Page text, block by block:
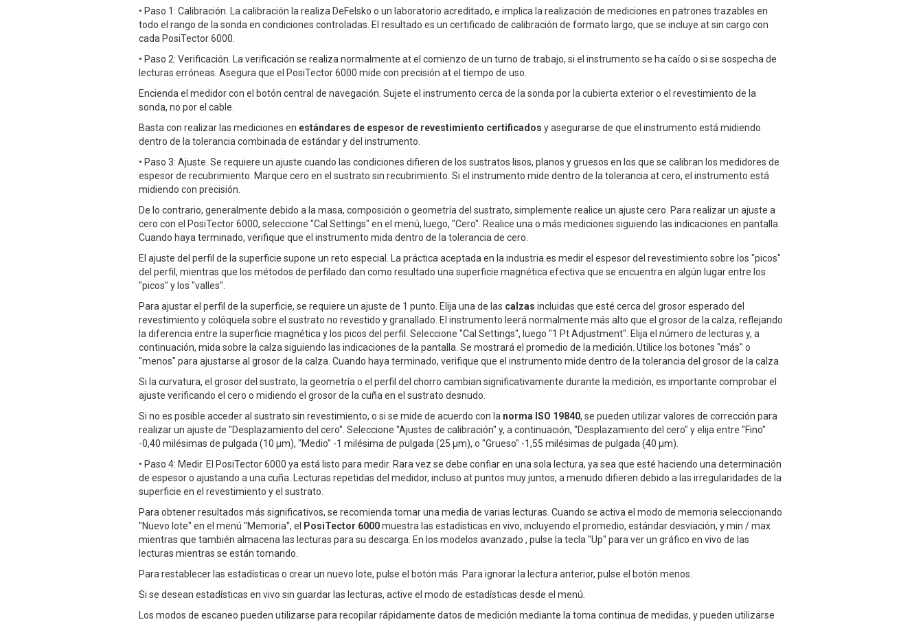
• Paso 1: Calibración. La calibración la realiza DeFelsko o un laboratorio acreditado, e implica la realización de mediciones en patrones trazables en
todo el rango de la sonda en condiciones controladas. El resultado es un certificado de calibración de formato largo, que se incluye at sin cargo con
cada PosiTector 6000.
• Paso 2: Verificación. La verificación se realiza normalmente at el comienzo de un turno de trabajo, si el instrumento se ha caído o si se sospecha de
lecturas erróneas. Asegura que el PosiTector 6000 mide con precisión at el tiempo de uso.
Encienda el medidor con el botón central de navegación. Sujete el instrumento cerca de la sonda por la cubierta exterior o el revestimiento de la
sonda, no por el cable.
Basta con realizar las mediciones en estándares de espesor de revestimiento certificados y asegurarse de que el instrumento está midiendo
dentro de la tolerancia combinada de estándar y del instrumento.
• Paso 3: Ajuste. Se requiere un ajuste cuando las condiciones difieren de los sustratos lisos, planos y gruesos en los que se calibran los medidores de
espesor de recubrimiento. Marque cero en el sustrato sin recubrimiento. Si el instrumento mide dentro de la tolerancia at cero, el instrumento está
midiendo con precisión.
De lo contrario, generalmente debido a la masa, composición o geometría del sustrato, simplemente realice un ajuste cero. Para realizar un ajuste a
cero con el PosiTector 6000, seleccione "Cal Settings" en el menú, luego, "Cero". Realice una o más mediciones siguiendo las indicaciones en pantalla.
Cuando haya terminado, verifique que el instrumento mida dentro de la tolerancia de cero.
El ajuste del perfil de la superficie supone un reto especial. La práctica aceptada en la industria es medir el espesor del revestimiento sobre los "picos"
del perfil, mientras que los métodos de perfilado dan como resultado una superficie magnética efectiva que se encuentra en algún lugar entre los
"picos" y los "valles".
Para ajustar el perfil de la superficie, se requiere un ajuste de 1 punto. Elija una de las calzas incluidas que esté cerca del grosor esperado del
revestimiento y colóquela sobre el sustrato no revestido y granallado. El instrumento leerá normalmente más alto que el grosor de la calza, reflejando
la diferencia entre la superficie magnética y los picos del perfil. Seleccione "Cal Settings", luego "1 Pt Adjustment". Elija el número de lecturas y, a
continuación, mida sobre la calza siguiendo las indicaciones de la pantalla. Se mostrará el promedio de la medición. Utilice los botones "más" o
"menos" para ajustarse al grosor de la calza. Cuando haya terminado, verifique que el instrumento mide dentro de la tolerancia del grosor de la calza.
Si la curvatura, el grosor del sustrato, la geometría o el perfil del chorro cambian significativamente durante la medición, es importante comprobar el
ajuste verificando el cero o midiendo el grosor de la cuña en el sustrato desnudo.
Si no es posible acceder al sustrato sin revestimiento, o si se mide de acuerdo con la norma ISO 19840, se pueden utilizar valores de corrección para
realizar un ajuste de "Desplazamiento del cero". Seleccione "Ajustes de calibración" y, a continuación, "Desplazamiento del cero" y elija entre "Fino"
-0,40 milésimas de pulgada (10 μm), "Medio" -1 milésima de pulgada (25 μm), o "Grueso" -1,55 milésimas de pulgada (40 μm).
• Paso 4: Medir. El PosiTector 6000 ya está listo para medir. Rara vez se debe confiar en una sola lectura, ya sea que esté haciendo una determinación
de espesor o ajustando a una cuña. Lecturas repetidas del medidor, incluso at puntos muy juntos, a menudo difieren debido a las irregularidades de la
superficie en el revestimiento y el sustrato.
Para obtener resultados más significativos, se recomienda tomar una media de varias lecturas. Cuando se activa el modo de memoria seleccionando
"Nuevo lote" en el menú "Memoria", el
PosiTector 6000muestra las estadísticas en vivo, incluyendo el promedio, estándar desviación, y min / max
mientras que también almacena las lecturas para su descarga. En los modelos avanzado , pulse la tecla "Up" para ver un gráfico en vivo de las
lecturas mientras se están tomando.
Para restablecer las estadísticas o crear un nuevo lote, pulse el botón más. Para ignorar la lectura anterior, pulse el botón menos.
Si se desean estadísticas en vivo sin guardar las lecturas, active el modo de estadísticas desde el menú.
Los modos de escaneo pueden utilizarse para recopilar rápidamente datos de medición mediante la toma continua de medidas, y pueden utilizarse